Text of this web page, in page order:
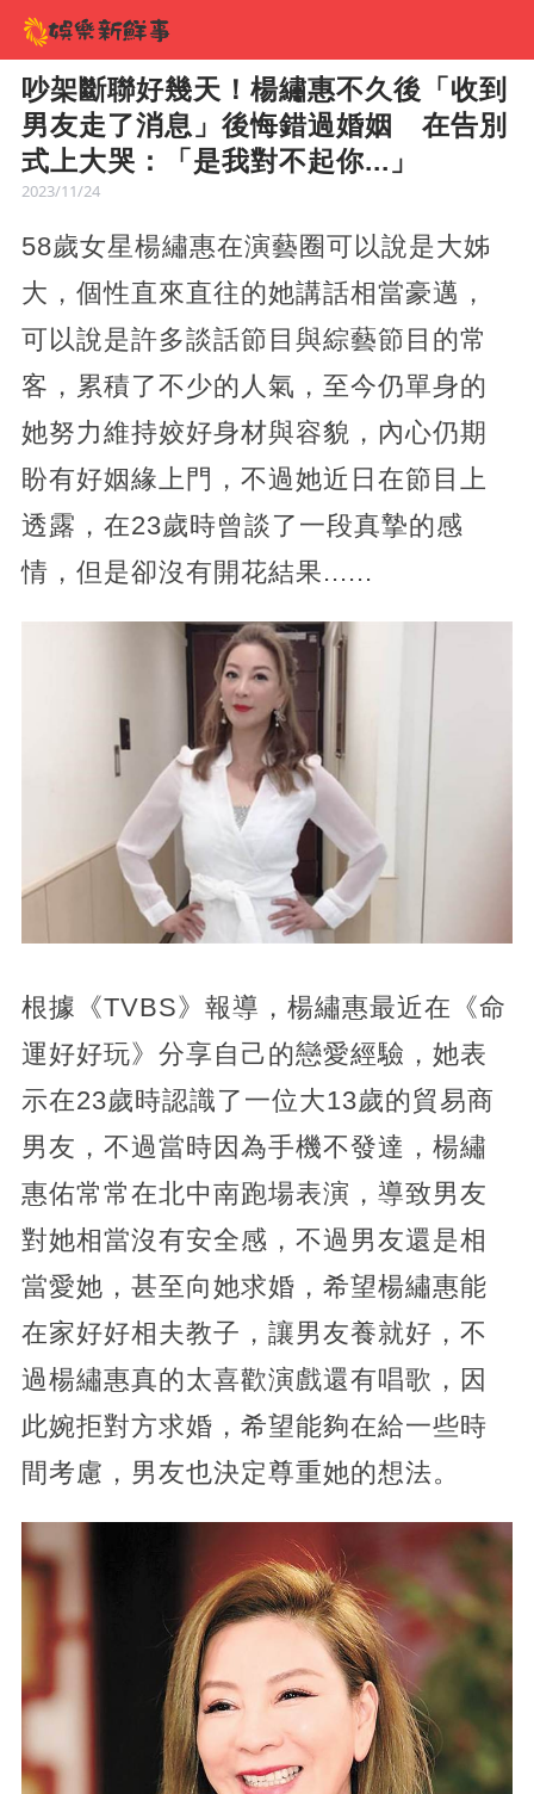
吵架斷聯好幾天！楊繡惠不久後「收到
男友走了消息」後悔錯過婚姻 在告別
式上大哭：「是我對不起你...」
2023/11/24
58歲女星楊繡惠在演藝圈可以說是大姊
大，個性直來直往的她講話相當豪邁，
可以說是許多談話節目與綜藝節目的常
客，累積了不少的人氣，至今仍單身的
她努力維持姣好身材與容貌，內心仍期
盼有好姻緣上門，不過她近日在節目上
透露，在23歲時曾談了一段真摯的感
情，但是卻沒有開花結果......
根據《TVBS》報導，楊繡惠最近在《命
運好好玩》分享自己的戀愛經驗，她表
示在23歲時認識了一位大13歲的貿易商
男友，不過當時因為手機不發達，楊繡
惠佑常常在北中南跑場表演，導致男友
對她相當沒有安全感，不過男友還是相
當愛她，甚至向她求婚，希望楊繡惠能
在家好好相夫教子，讓男友養就好，不
過楊繡惠真的太喜歡演戲還有唱歌，因
此婉拒對方求婚，希望能夠在給一些時
間考慮，男友也決定尊重她的想法。